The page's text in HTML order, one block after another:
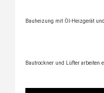
Bauheizung mit Öl-Heizgerät
Bautrockner und Lüfter arbeiten